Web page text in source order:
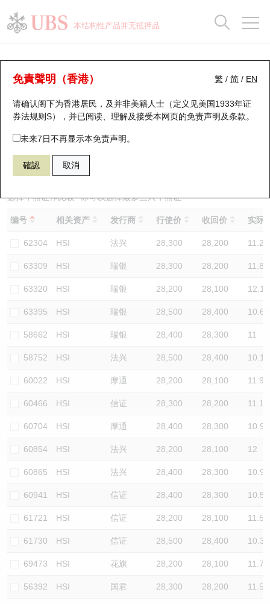
本结构性产品并无抵押品
繁 / 简 / EN
免責聲明（香港）
请确认阁下为香港居民，及并非美籍人士（定义见美国1933年证
券法规则S），并已阅读、理解及接受本网页的免责声明及条款。
未来7日不再显示本免责声明。
確認 取消
牛熊证分析仪
表现 街货统计 比较
63441 瑞银熊证 HSI 恒生指数
选择牛熊证作比较 *你可以选择最多三只牛熊证
编号 相关资产 发行商 行使价 收回价 实际
62304 HSI 法兴 28,300 28,200 11.2
63309 HSI 瑞银 28,300 28,200 11.8
63320 HSI 瑞银 28,200 28,100 12.1
63395 HSI 瑞银 28,500 28,400 10.6
58662 HSI 瑞银 28,400 28,300 11
58752 HSI 法兴 28,500 28,400 10.1
60022 HSI 摩通 28,200 28,100 11.9
60466 HSI 信证 28,300 28,200 11.1
60704 HSI 摩通 28,400 28,300 10.9
60854 HSI 法兴 28,200 28,100 12
60865 HSI 法兴 28,400 28,300 10.9
60941 HSI 信证 28,400 28,300 10.5
61721 HSI 信证 28,200 28,100 11.5
61730 HSI 信证 28,500 28,400 10.3
69473 HSI 花旗 28,200 28,100 11.7
56392 HSI 国君 28,300 28,200 11.5
瑞银认股证一览
新发行瑞银认股证
即将到期认股证
认股证到期结算价查找
认股证分析仪
认股证速算机
认股证/牛熊证日志
认股证文件及公告
街货统计
比较
牛熊全景快搜
牛熊证搜寻
牛熊证街货分布图
正股牛熊证列表
新发行瑞银牛熊证
已收回牛熊证剩余价值
牛熊证到期结算价查找
牛熊证分析仪
牛熊证文件及公告
牛熊证文件及公告 (瑞信)
街货统计
比较
十大升幅/跌幅
十大认股证成交分布
十天股证占大市成交
资金流
街货统计
三十大平均引伸波幅
正股分析仪
二十大活跃股份
恒指成份股
国指成份股
科指成份股
相关资产沽空
中资ETFs溢价比较
AH 股价对照
ADR
收市竞价变化
持股比重
显示所有持股比重
每月轮证大市专题
轮证专栏
讲座及教育短片
认股证投资者教育
牛熊证投资者教育
认股证牛熊证常问问题